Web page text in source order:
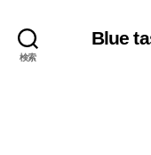
検索
Blue